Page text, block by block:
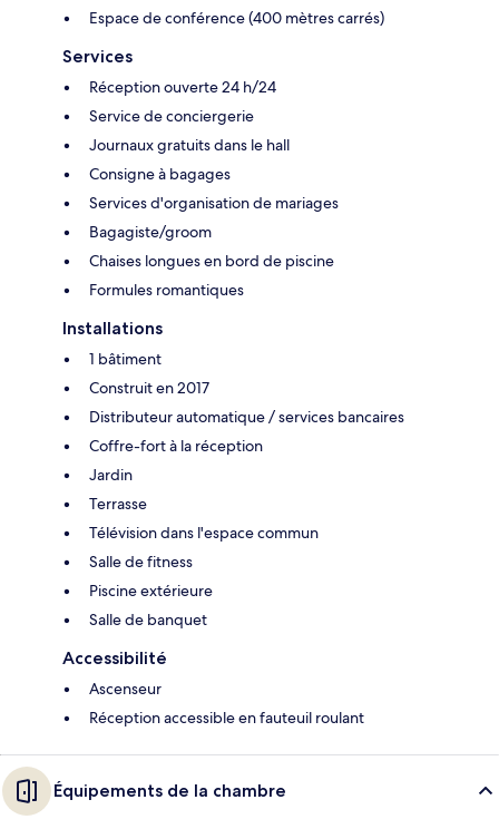
Espace de conférence (400 mètres carrés)
Services
Réception ouverte 24 h/24
Service de conciergerie
Journaux gratuits dans le hall
Consigne à bagages
Services d'organisation de mariages
Bagagiste/groom
Chaises longues en bord de piscine
Formules romantiques
Installations
1 bâtiment
Construit en 2017
Distributeur automatique / services bancaires
Coffre-fort à la réception
Jardin
Terrasse
Télévision dans l'espace commun
Salle de fitness
Piscine extérieure
Salle de banquet
Accessibilité
Ascenseur
Réception accessible en fauteuil roulant
Équipements de la chambre